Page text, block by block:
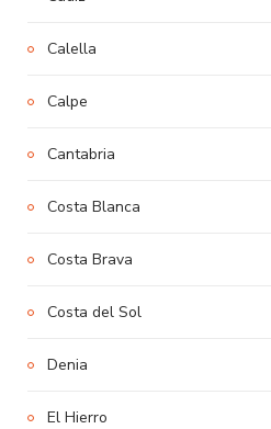
Calella
Calpe
Cantabria
Costa Blanca
Costa Brava
Costa del Sol
Denia
El Hierro